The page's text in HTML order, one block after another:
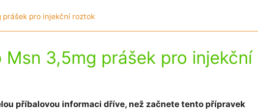
pro injekční roztok
Msn 3,5mg prášek pro injekční
příbalovou informaci dříve, než začnete tento přípravek